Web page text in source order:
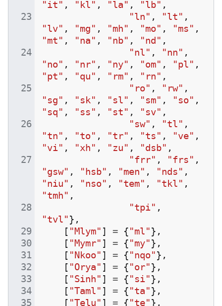
"it" , "kl" , "la" , "lb" ,
"ln" , "lt" ,
"lv" , "mg" , "mh" , "mo" , "ms" ,
"mt" , "na" , "nb" , "nd" ,
"nl" , "nn" ,
"no" , "nr" , "ny" , "om" , "pl" ,
"pt" , "qu" , "rm" , "rn" ,
"ro" , "rw" ,
"sg" , "sk" , "sl" , "sm" , "so" ,
"sq" , "ss" , "st" , "sv" ,
"sw" , "tl" ,
"tn" , "to" , "tr" , "ts" , "ve" ,
"vi" , "xh" , "zu" , "dsb" ,
"frr" , "frs" ,
"gsw" , "hsb" , "men" , "nds" ,
"niu" , "nso" , "tem" , "tkl" ,
"tmh" ,
"tpi" ,
"tvl"},
[ "Mlym" ] = {"ml"},
[ "Mymr" ] = {"my"},
[ "Nkoo" ] = {"nqo"},
[ "Orya" ] = {"or"},
[ "Sinh" ] = {"si"},
[ "Taml" ] = {"ta"},
[ "Telu" ] = {"te"},